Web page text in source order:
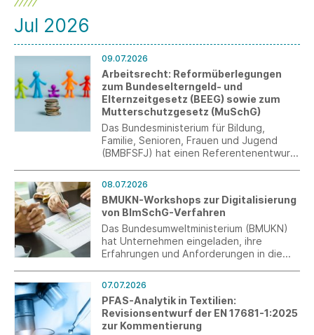
Jul 2026
09.07.2026
Arbeitsrecht: Reformüberlegungen
zum Bundeselterngeld- und
Elternzeitgesetz (BEEG) sowie zum
Mutterschutzgesetz (MuSchG)
Das Bundesministerium für Bildung,
Familie, Senioren, Frauen und Jugend
(BMBFSFJ) hat einen Referentenentwurf
Elternzeitgesetzes (BEEG) sowie des
Mutterschutzgesetzes (MuSchG)
vorgelegt.
08.07.2026
BMUKN-Workshops zur Digitalisierung
von BImSchG-Verfahren
Das Bundesumweltministerium (BMUKN)
hat Unternehmen eingeladen, ihre
Erfahrungen und Anforderungen in die
07.07.2026
PFAS-Analytik in Textilien:
Revisionsentwurf der EN 17681-1:2025
zur Kommentierung